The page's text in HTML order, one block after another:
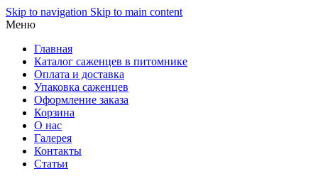
Skip to navigation Skip to main content
Меню
Главная
Каталог саженцев в питомнике
Оплата и доставка
Упаковка саженцев
Оформление заказа
Корзина
О нас
Галерея
Контакты
Статьи